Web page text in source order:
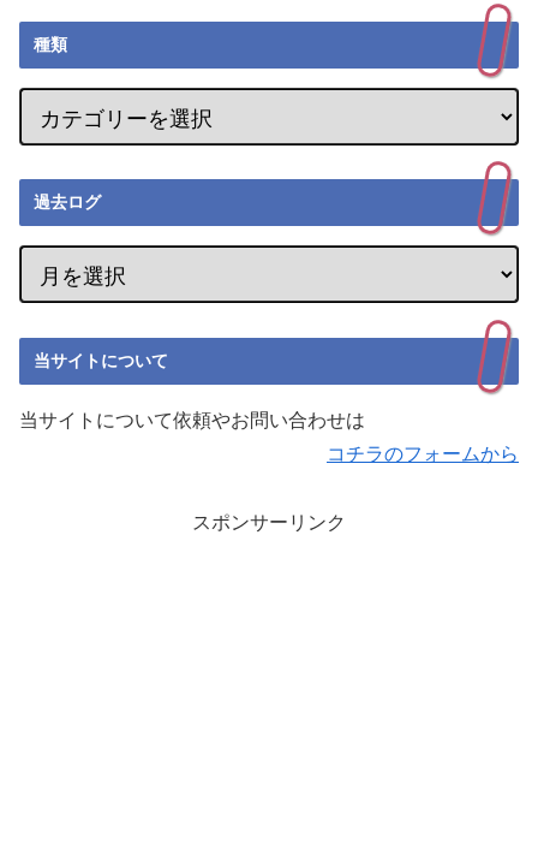
種類
過去ログ
当サイトについて
当サイトについて依頼やお問い合わせは
コチラのフォームから
スポンサーリンク